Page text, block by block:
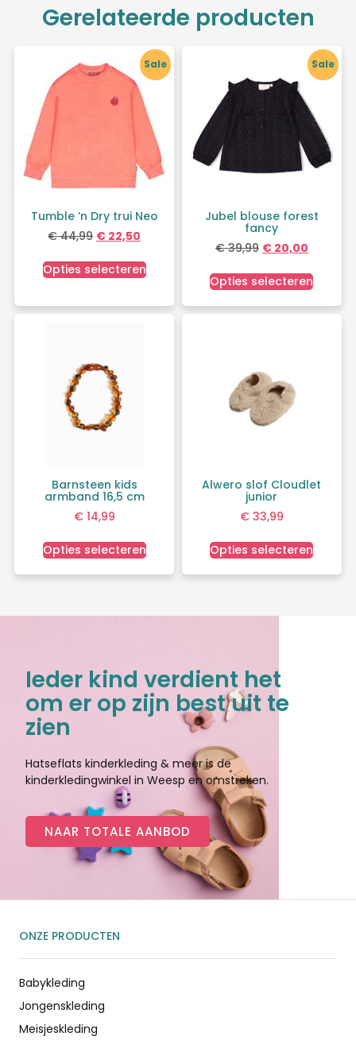
Gerelateerde producten
Sale
Tumble ’n Dry trui Neo
€44,99 € 22,50
Opties selecteren
Sale
Jubel blouse forest
fancy
€39,99 €20,00
Opties selecteren
Barnsteen kids
armband 16,5 cm
€14,99
Opties selecteren
Alwero slof Cloudlet
junior
€33,99
Opties selecteren
Ieder kind verdient het
om er op zijn best uit te
zien
Hatseflats kinderkleding & meer is de
kinderkledingwinkel in Weesp en omstreken.
NAAR TOTALE AANBOD
ONZE PRODUCTEN
Babykleding
Jongenskleding
Meisjeskleding